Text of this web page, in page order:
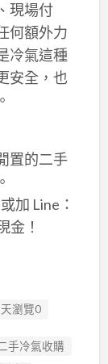
現場付
何額外力
冷氣這種
安全，也
置的二手
加 Line：
金！
瀏覽0
手冷氣收購